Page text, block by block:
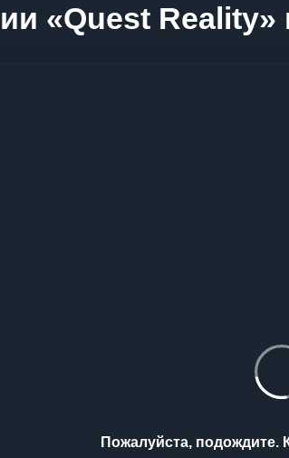
«Quest Reality»
Пожалуйста, подождите.